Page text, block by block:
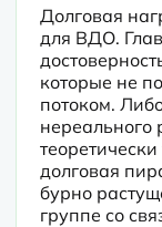
Долговая
для ВДО.
которые не
потоком.
нереального
долговая
бурно
группе со